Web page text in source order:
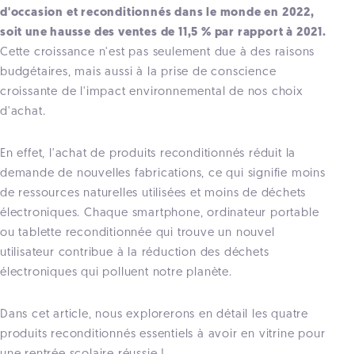
d'occasion et reconditionnés dans le monde en 2022,
soit une hausse des ventes de 11,5 % par rapport à 2021.
Cette croissance n'est pas seulement due à des raisons
budgétaires, mais aussi à la prise de conscience
croissante de l'impact environnemental de nos choix
d'achat.
En effet, l'achat de produits reconditionnés réduit la
demande de nouvelles fabrications, ce qui signifie moins
de ressources naturelles utilisées et moins de déchets
électroniques. Chaque smartphone, ordinateur portable
ou tablette reconditionnée qui trouve un nouvel
utilisateur contribue à la réduction des déchets
électroniques qui polluent notre planète.
Dans cet article, nous explorerons en détail les quatre
produits reconditionnés essentiels à avoir en vitrine pour